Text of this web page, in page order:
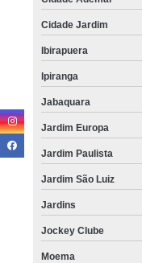
Cidade Jardim
Ibirapuera
Ipiranga
Jabaquara
Jardim Europa
Jardim Paulista
Jardim São Luiz
Jardins
Jockey Clube
Moema